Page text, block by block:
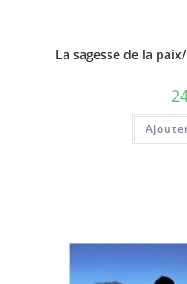
La sagesse de la